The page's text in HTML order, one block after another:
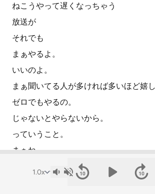
ねこうやって遅くなっちゃう
放送が
それでも
まぁやるよ。
いいのよ。
まぁ聞いてる人が多ければ多いほど嬉
ゼロでもやるの。
じゃないとやらないから。
っていうこと。
まぁね。
まぁちょっと